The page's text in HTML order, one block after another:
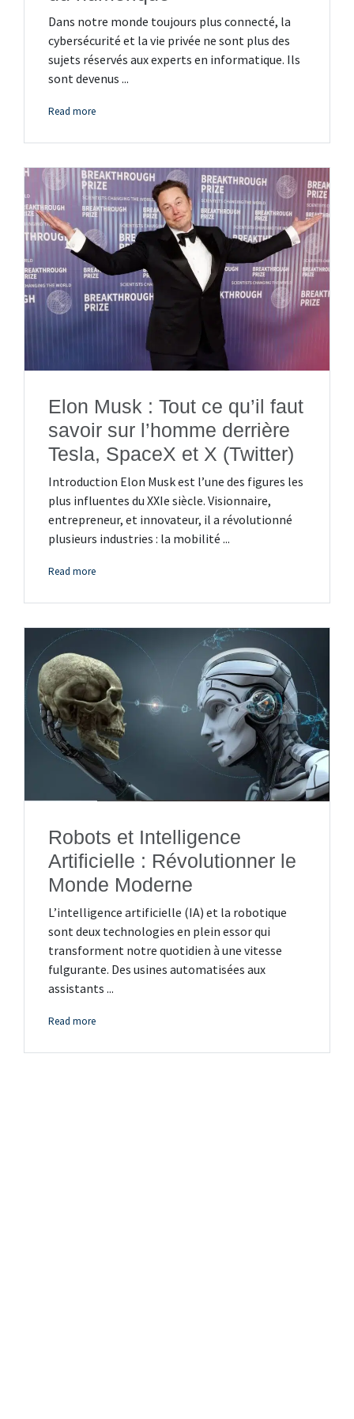
Dans notre monde toujours plus connecté, la
cybersécurité et la vie privée ne sont plus des
sujets réservés aux experts en informatique. Ils
sont devenus ...
Read more
Elon Musk : Tout ce qu’il faut
savoir sur l’homme derrière
Tesla, SpaceX et X (Twitter)
Introduction Elon Musk est l’une des figures les
plus influentes du XXIe siècle. Visionnaire,
entrepreneur, et innovateur, il a révolutionné
plusieurs industries : la mobilité ...
Read more
Robots et Intelligence
Artificielle : Révolutionner le
Monde Moderne
L’intelligence artificielle (IA) et la robotique
sont deux technologies en plein essor qui
transforment notre quotidien à une vitesse
fulgurante. Des usines automatisées aux
assistants ...
Read more